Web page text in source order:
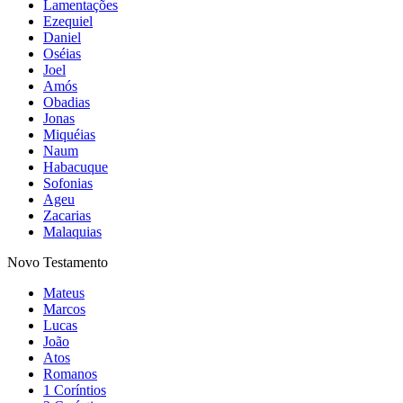
Lamentações
Ezequiel
Daniel
Oséias
Joel
Amós
Obadias
Jonas
Miquéias
Naum
Habacuque
Sofonias
Ageu
Zacarias
Malaquias
Novo Testamento
Mateus
Marcos
Lucas
João
Atos
Romanos
1 Coríntios